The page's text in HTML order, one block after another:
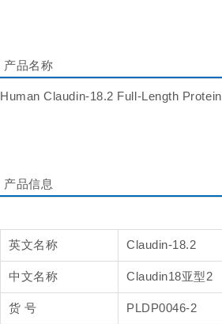
产品名称
Human Claudin-18.2 Full-Length Protein
产品信息
英文名称 Claudin-18.2
中文名称 Claudin18亚型2
货 号 PLDP0046-2